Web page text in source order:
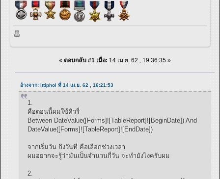
« ตอบกลับ #1 เมื่อ: 14 เม.ย. 62 , 19:36:35 »
อ้างจาก: ittiphol ที่ 14 เม.ย. 62 , 16:21:53
1.
คือตอนนี้ผมใช้คิวรี่
Between DateValue([Forms]![TableReport]![BeginDate]) And
DateValue([Forms]![TableReport]![EndDate])
จากเริ่มวัน ถึงวันที่ คือเลือกช่วงเวลา
ผมอยากจะรู้ว่ามันเป็นจำนวนกี่วัน จะทำยังไงครับผม
2.